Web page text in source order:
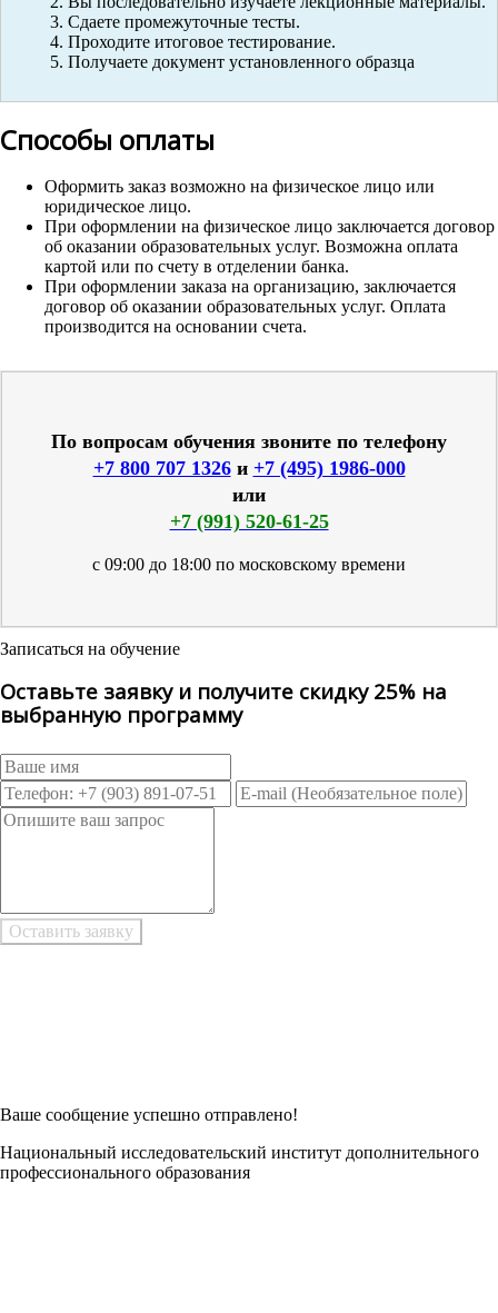
Сдаете промежуточные тесты.
Проходите итоговое тестирование.
Получаете документ установленного образца
Способы оплаты
Оформить заказ возможно на физическое лицо или
юридическое лицо.
При оформлении на физическое лицо заключается договор
об оказании образовательных услуг. Возможна оплата
картой или по счету в отделении банка.
При оформлении заказа на организацию, заключается
договор об оказании образовательных услуг. Оплата
производится на основании счета.
По вопросам обучения звоните по телефону
+7 800 707 1326и +7 (495) 1986-000
или
+7 (991) 520-61-25
с 09:00 до 18:00 по московскому времени
Записаться на обучение
Оставьте заявку и получите скидку 25% на
выбранную программу
Ваше сообщение успешно отправлено!
Национальный исследовательский институт дополнительного
профессионального образования